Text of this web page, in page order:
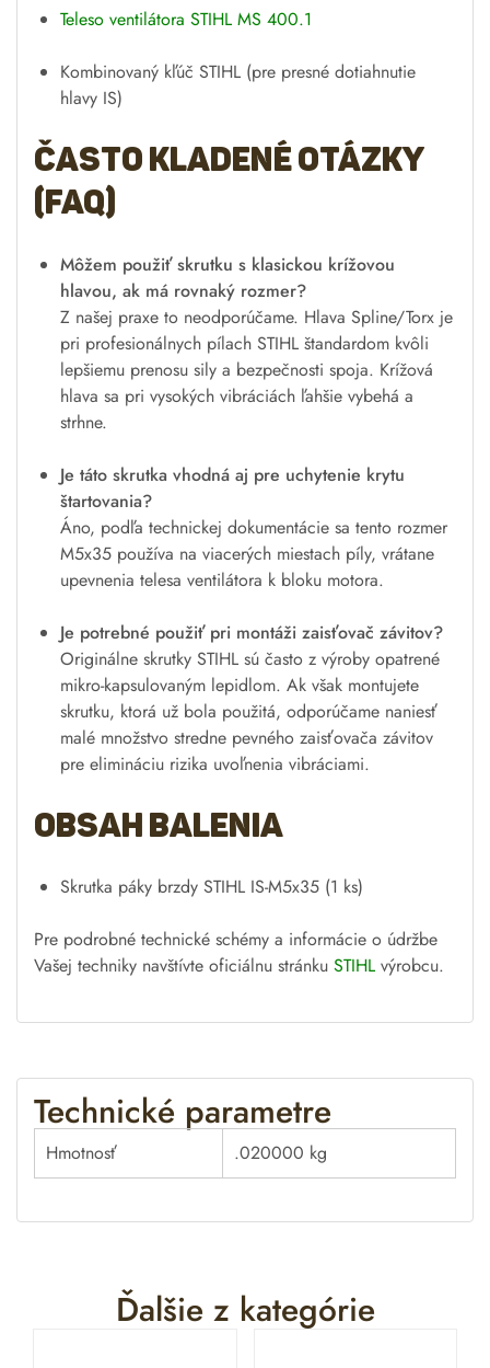
Teleso ventilátora STIHL MS 400.1
Kombinovaný kľúč STIHL (pre presné dotiahnutie
hlavy IS)
Často kladené otázky
(FAQ)
Môžem použiť skrutku s klasickou krížovou
hlavou, ak má rovnaký rozmer?
Z našej praxe to neodporúčame. Hlava Spline/Torx je
pri profesionálnych pílach STIHL štandardom kvôli
lepšiemu prenosu sily a bezpečnosti spoja. Krížová
hlava sa pri vysokých vibráciách ľahšie vybehá a
strhne.
Je táto skrutka vhodná aj pre uchytenie krytu
štartovania?
Áno, podľa technickej dokumentácie sa tento rozmer
M5x35 používa na viacerých miestach píly, vrátane
upevnenia telesa ventilátora k bloku motora.
Je potrebné použiť pri montáži zaisťovač závitov?
Originálne skrutky STIHL sú často z výroby opatrené
mikro-kapsulovaným lepidlom. Ak však montujete
skrutku, ktorá už bola použitá, odporúčame naniesť
malé množstvo stredne pevného zaisťovača závitov
pre elimináciu rizika uvoľnenia vibráciami.
Obsah balenia
Skrutka páky brzdy STIHL IS-M5x35 (1 ks)
Pre podrobné technické schémy a informácie o údržbe
Vašej techniky navštívte oficiálnu stránku STIHL výrobcu.
Technické parametre
Hmotnosť .020000 kg
Ďalšie z kategórie